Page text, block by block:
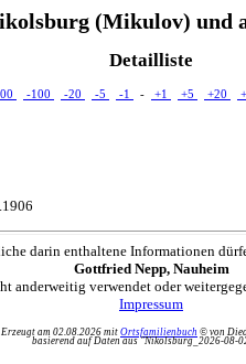
(Mikulov) und
Detailliste
-100 -20 -5 -1 - +1 +5 +20
darin enthaltene Informationen
Gottfried Nepp, Nauheim
anderweitig verwendet oder
Impressum
Erzeugt am 02.08.2026 mit Ortsfamilienbuch © von
basierend auf Daten aus "Nikolsburg_2026-08-